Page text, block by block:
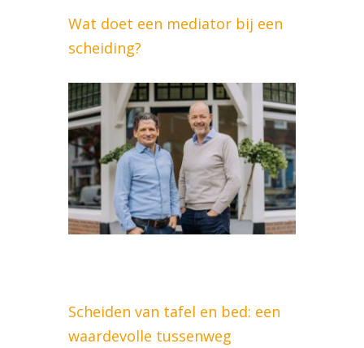
Wat doet een mediator bij een
scheiding?
Scheiden van tafel en bed: een
waardevolle tussenweg